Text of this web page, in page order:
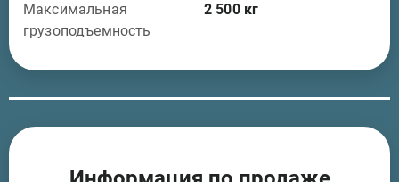
Максимальная
грузоподъемность
2 500 кг